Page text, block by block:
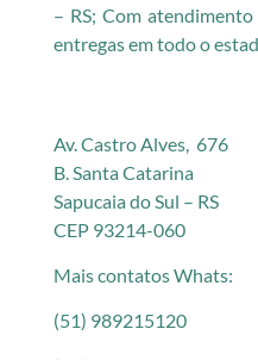
– RS; Com
entregas em todo o
Av. Castro Alves, 676
B. Santa Catarina
Sapucaia do Sul – RS
CEP 93214-060
Mais contatos Whats:
(51) 989215120